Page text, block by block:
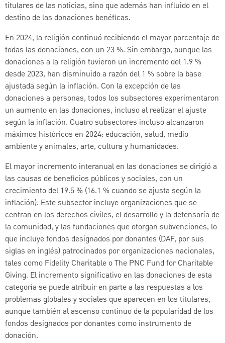
titulares de las noticias, sino que además han influido en el
destino de las donaciones benéficas.
En 2024, la religión continuó recibiendo el mayor porcentaje de
todas las donaciones, con un 23 %. Sin embargo, aunque las
donaciones a la religión tuvieron un incremento del 1.9 %
desde 2023, han disminuido a razón del 1 % sobre la base
ajustada según la inflación. Con la excepción de las
donaciones a personas, todos los subsectores experimentaron
un aumento en las donaciones, incluso al realizar el ajuste
según la inflación. Cuatro subsectores incluso alcanzaron
máximos históricos en 2024: educación, salud, medio
ambiente y animales, arte, cultura y humanidades.
El mayor incremento interanual en las donaciones se dirigió a
las causas de beneficios públicos y sociales, con un
crecimiento del 19.5 % (16.1 % cuando se ajusta según la
inflación). Este subsector incluye organizaciones que se
centran en los derechos civiles, el desarrollo y la defensoría de
la comunidad, y las fundaciones que otorgan subvenciones, lo
que incluye fondos designados por donantes (DAF, por sus
siglas en inglés) patrocinados por organizaciones nacionales,
tales como Fidelity Charitable o The PNC Fund for Charitable
Giving. El incremento significativo en las donaciones de esta
categoría se puede atribuir en parte a las respuestas a los
problemas globales y sociales que aparecen en los titulares,
aunque también al ascenso continuo de la popularidad de los
fondos designados por donantes como instrumento de
donación.